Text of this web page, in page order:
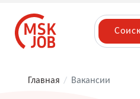
Главная / Вакансии